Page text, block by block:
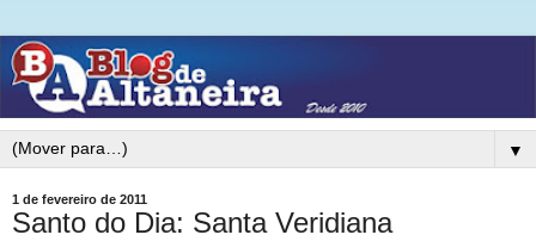
▼
1 de fevereiro de 2011
Santo do Dia: Santa Veridiana